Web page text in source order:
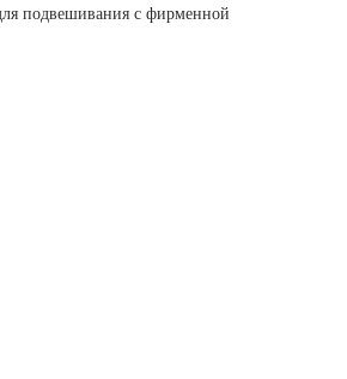
подвешивания с фирменной